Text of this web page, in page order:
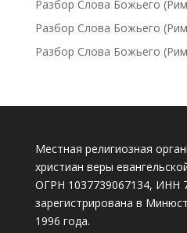
Разбор Слова Божьего
Разбор Слова Божьего
Разбор Слова Божьего
Местная религиозная
христиан веры
ОГРН 1037739067134, ИНН
зарегистрирована в
1996 года.